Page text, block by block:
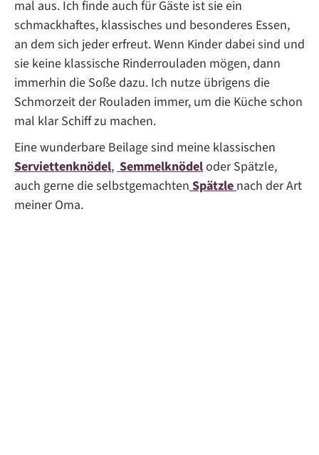
mal aus. Ich finde auch für Gäste ist sie ein
schmackhaftes, klassisches und besonderes Essen,
an dem sich jeder erfreut. Wenn Kinder dabei sind und
sie keine klassische Rinderrouladen mögen, dann
immerhin die Soße dazu. Ich nutze übrigens die
Schmorzeit der Rouladen immer, um die Küche schon
mal klar Schiff zu machen.
Eine wunderbare Beilage sind meine klassischen
Serviettenknödel,Semmelknödeloder Spätzle,
auch gerne die selbstgemachtenSpätzlenach der Art
meiner Oma.